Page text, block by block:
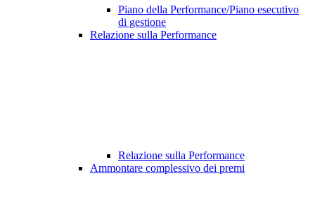
Piano della Performance/Piano esecutivo
di gestione
Relazione sulla Performance
Relazione sulla Performance
Ammontare complessivo dei premi